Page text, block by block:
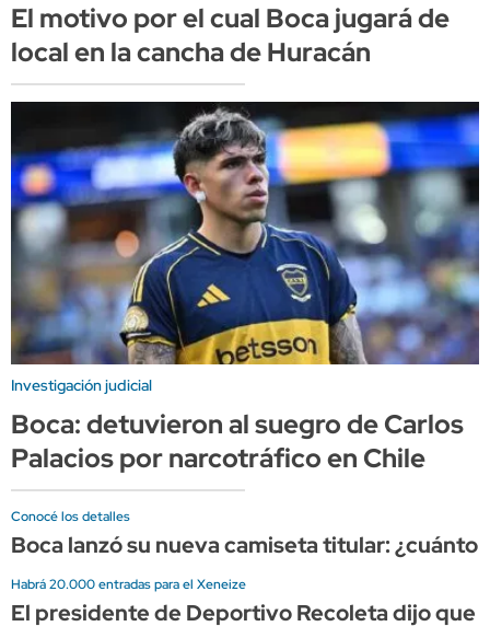
El motivo por el cual Boca jugará de
local en la cancha de Huracán
Investigación judicial
Boca: detuvieron al suegro de Carlos
Palacios por narcotráfico en Chile
Conocé los detalles
Boca lanzó su nueva camiseta titular: ¿cuánto
Habrá 20.000 entradas para el Xeneize
El presidente de Deportivo Recoleta dijo que